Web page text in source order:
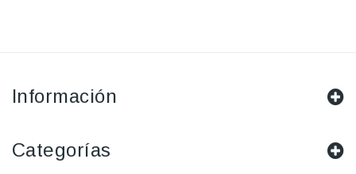
Información
Categorías